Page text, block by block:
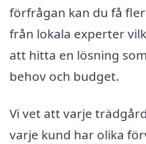
förfrågan kan du få
från lokala experter
att hitta en lösning
behov och budget.
Vi vet att varje
varje kund har olika